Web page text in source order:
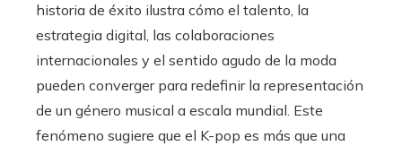
historia de éxito ilustra cómo el talento, la
estrategia digital, las colaboraciones
internacionales y el sentido agudo de la moda
pueden converger para redefinir la representación
de un género musical a escala mundial. Este
fenómeno sugiere que el K-pop es más que una